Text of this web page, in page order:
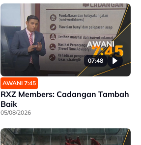
07:48
AWANI 7:45
RXZ Members: Cadangan Tambah
Baik
05/08/2026